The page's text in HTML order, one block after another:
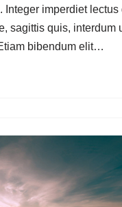
Integer imperdiet lectus
sagittis quis, interdum
bibendum elit…